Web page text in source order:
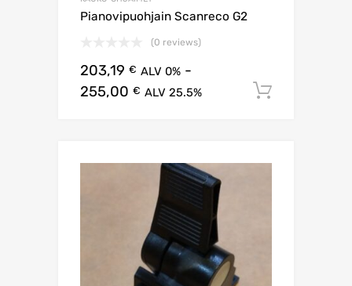
Pianovipuohjain Scanreco G2
(0 reviews)
203,19 € ALV 0% -
255,00 € ALV 25.5%